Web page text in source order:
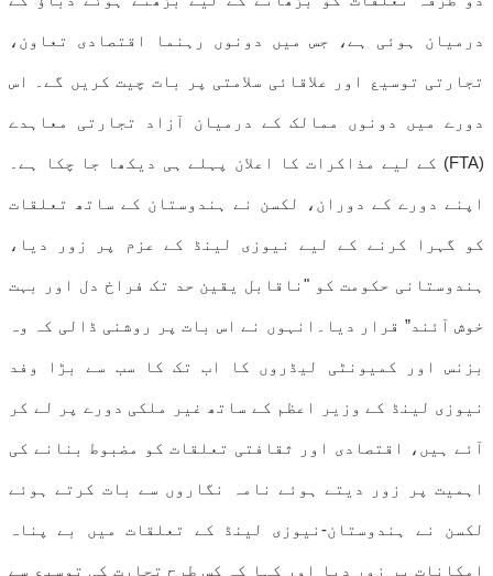
درمیان ہوئی ہے، جس میں دونوں رہنما اقتصادی تعاون،
تجارتی توسیع اور علاقائی سلامتی پر بات چیت کریں گے۔ اس
دورے میں دونوں ممالک کے درمیان آزاد تجارتی معاہدے
(FTA) کے لیے مذاکرات کا اعلان پہلے ہی دیکھا جا چکا ہے۔
اپنے دورے کے دوران، لکسن نے ہندوستان کے ساتھ تعلقات
کو گہرا کرنے کے لیے نیوزی لینڈ کے عزم پر زور دیا،
ہندوستانی حکومت کو "ناقابل یقین حد تک فراخ دل اور بہت
خوش آئند” قرار دیا۔انہوں نے اس بات پر روشنی ڈالی کہ وہ
بزنس اور کمیونٹی لیڈروں کا اب تک کا سب سے بڑا وفد
نیوزی لینڈ کے وزیر اعظم کے ساتھ غیر ملکی دورے پر لے کر
آئے ہیں، اقتصادی اور ثقافتی تعلقات کو مضبوط بنانے کی
اہمیت پر زور دیتے ہوئے نامہ نگاروں سے بات کرتے ہوئے
لکسن نے ہندوستان-نیوزی لینڈ کے تعلقات میں بے پناہ
امکانات پر زور دیا اور کہا کہ کس طرح تجارت کی توسیع سے